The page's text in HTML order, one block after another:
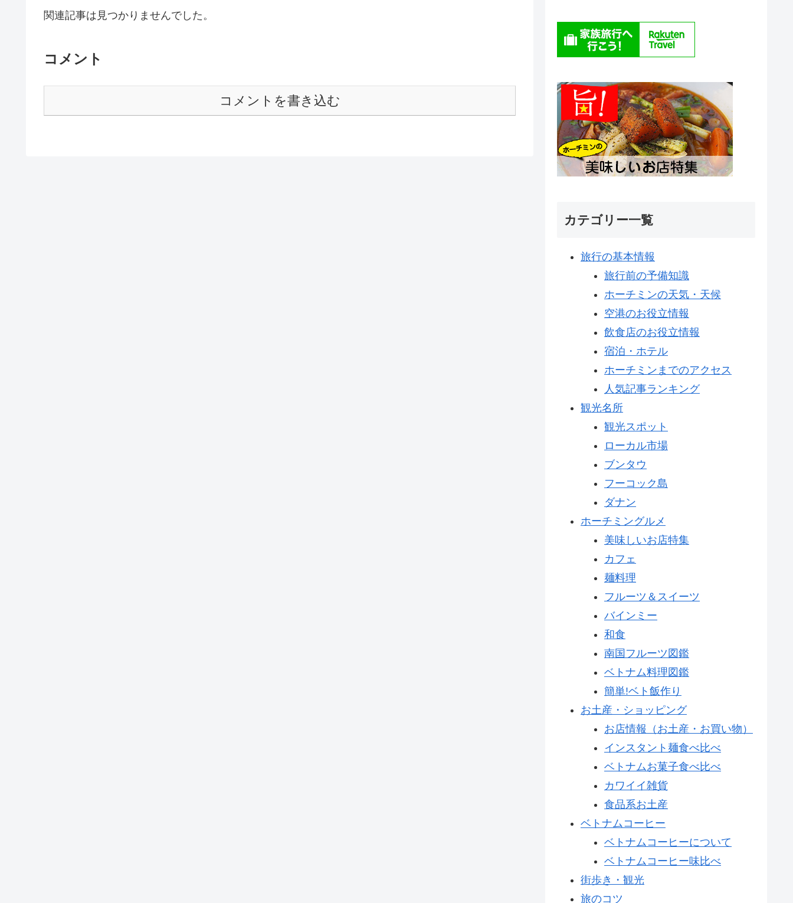
関連記事は見つかりませんでした。
コメント
コメントを書き込む
カテゴリー一覧
旅行の基本情報
旅行前の予備知識
ホーチミンの天気・天候
空港のお役立情報
飲食店のお役立情報
宿泊・ホテル
ホーチミンまでのアクセス
人気記事ランキング
観光名所
観光スポット
ローカル市場
ブンタウ
フーコック島
ダナン
ホーチミングルメ
美味しいお店特集
カフェ
麺料理
フルーツ＆スイーツ
バインミー
和食
南国フルーツ図鑑
ベトナム料理図鑑
簡単!ベト飯作り
お土産・ショッピング
お店情報（お土産・お買い物）
インスタント麺食べ比べ
ベトナムお菓子食べ比べ
カワイイ雑貨
食品系お土産
ベトナムコーヒー
ベトナムコーヒーについて
ベトナムコーヒー味比べ
街歩き・観光
旅のコツ